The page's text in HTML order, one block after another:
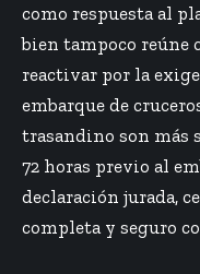
como respuesta al
bien tampoco reúne
reactivar por la
embarque de
trasandino son más
72 horas previo al
declaración jurada,
completa y seguro